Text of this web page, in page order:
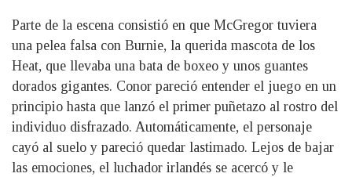
Parte de la escena consistió en que McGregor tuviera
una pelea falsa con Burnie, la querida mascota de los
Heat, que llevaba una bata de boxeo y unos guantes
dorados gigantes. Conor pareció entender el juego en un
principio hasta que lanzó el primer puñetazo al rostro del
individuo disfrazado. Automáticamente, el personaje
cayó al suelo y pareció quedar lastimado. Lejos de bajar
las emociones, el luchador irlandés se acercó y le